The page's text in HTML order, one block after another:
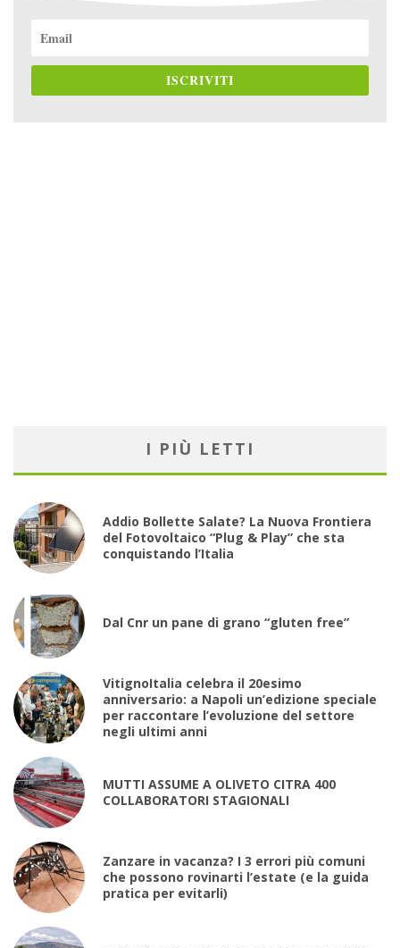
ISCRIVITI
I PIÙ LETTI
Addio Bollette Salate? La Nuova Frontiera
del Fotovoltaico “Plug & Play” che sta
conquistando l’Italia
Dal Cnr un pane di grano “gluten free”
VitignoItalia celebra il 20esimo
anniversario: a Napoli un’edizione speciale
per raccontare l’evoluzione del settore
negli ultimi anni
MUTTI ASSUME A OLIVETO CITRA 400
COLLABORATORI STAGIONALI
Zanzare in vacanza? I 3 errori più comuni
che possono rovinarti l’estate (e la guida
pratica per evitarli)